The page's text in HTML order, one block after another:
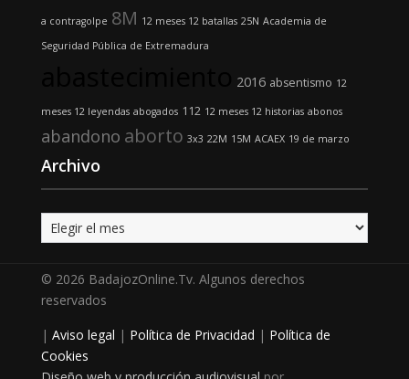
a contragolpe 8M 12 meses 12 batallas 25N Academia de
Seguridad Pública de Extremadura
2016 absentismo 12
meses 12 leyendas abogados 112 12 meses 12 historias abonos
abandono aborto 3x3 22M 15M ACAEX 19 de marzo
Archivo
Archivo
© 2026 BadajozOnline.Tv. Algunos derechos
reservados
| Aviso legal | Política de Privacidad | Política de
Cookies